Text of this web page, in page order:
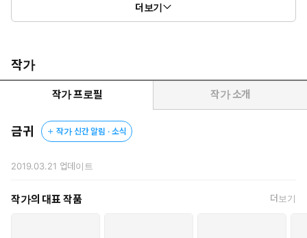
그렇게 의문의 남자와 헤어진 뒤 2주 뒤.
“손인아예요.”
“들으셨겠지만, 천하경입니다.”
후임이 됐으니 하루 종일 추파를 던질 것이라 예상했던 것과 달리,
하경은 뜨거운 눈길만 보낼 뿐, 그 어떤 수작도 부리지 않았다.
“저는, 그…… 조, 좋은데요.”
“하, 하고 싶다고요. 선배하고 결혼.”
더보기
작가
작가 프로필 작가 소개
금귀 작가 신간 알림 · 소식
2019.03.21 업데이트
작가의 대표 작품 더보기